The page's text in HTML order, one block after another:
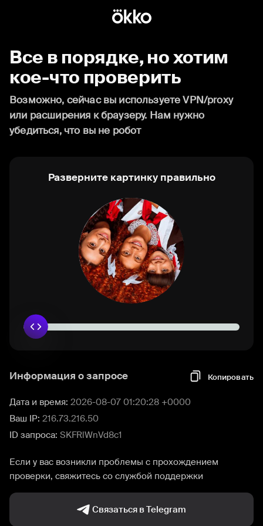
Все в порядке, но хотим
кое-что проверить
Возможно, сейчас вы используете VPN/proxy
или расширения к браузеру. Нам нужно
убедиться, что вы не робот
Разверните картинку правильно
Информация о запросе Копировать
Дата и время: 2026-08-07 01:20:28 +0000
Ваш IP: 216.73.216.50
ID запроса: SKFRlWnVd8c1
Если у вас возникли проблемы с прохождением
проверки, свяжитесь со службой поддержки
Связаться в Telegram